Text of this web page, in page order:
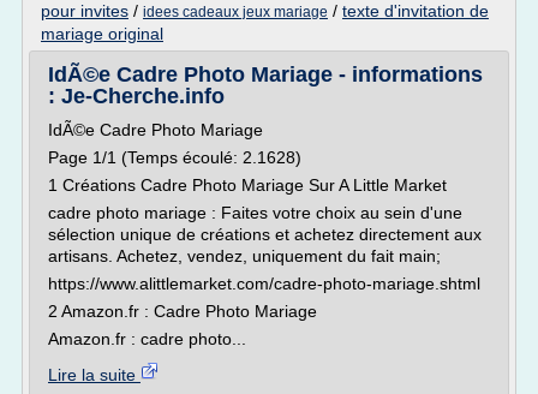
pour invites / idees cadeaux jeux mariage / texte d'invitation de
mariage original
IdÃ©e Cadre Photo Mariage - informations
: Je-Cherche.info
IdÃ©e Cadre Photo Mariage
Page 1/1 (Temps écoulé: 2.1628)
1 Créations Cadre Photo Mariage Sur A Little Market
cadre photo mariage : Faites votre choix au sein d'une
sélection unique de créations et achetez directement aux
artisans. Achetez, vendez, uniquement du fait main;
https://www.alittlemarket.com/cadre-photo-mariage.shtml
2 Amazon.fr : Cadre Photo Mariage
Amazon.fr : cadre photo...
Lire la suite